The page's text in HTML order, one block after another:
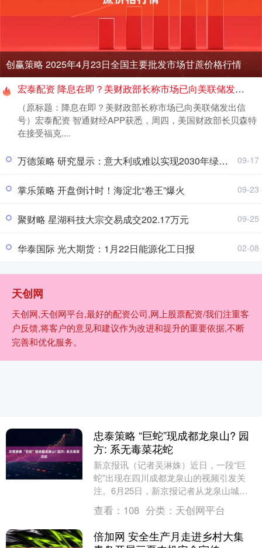
创赢策略 2025年4月23日全国主要批发市场甘蔗价格行情
宏泰配资 降息在即？美财政部长称市场已向美联储发出信号
（原标题：降息在即？美财政部长称市场已向美联储发出信
号）宏泰配资 智通财经APP获悉，周四，美国财政部长贝森特
在接受福克....
万德策略 研究显示：意大利或难以实现2030年绿色目标 09-17
掌乐策略 开盘倒计时！海淀北“卷王”爆火 09-23
聚财略 星湖科技大宗交易成交202.17万元 09-25
华泰国际 光大期货：1月22日能源化工日报 02-08
天创网
天创网,天创网平台,最好的配资公司,网上股票配资/我们注重客
户反馈,将客户的意见和建议作为改进和提升的重要依据,不断
完善和优化服务。
忠泰策略 “巨蛇”现成都龙泉山? 园
方: 系无毒菜花蛇
新京报讯（记者吴淋姝）近日，一段“巨
蛇”出现在四川成都龙泉山的视频引发关
注。6月25日，新京报记者从龙泉山城市
森林公园管委会获悉，视频真实性无疑，
经相关专家辨认....
查看： 108 分类： 天创网平台
倍加网 安全生产月走进乡村大集